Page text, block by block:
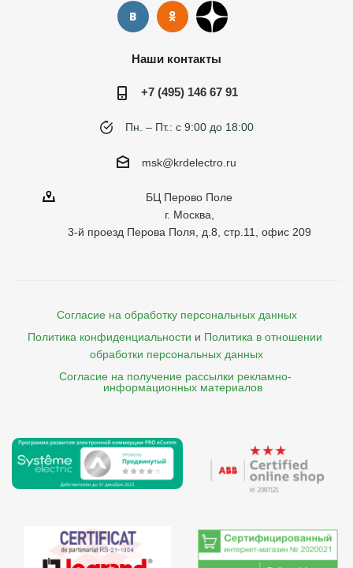
Наши контакты
+7 (495) 146 67 91
Пн. – Пт.: с 9:00 до 18:00
msk@krdelectro.ru
БЦ Перово Поле
г. Москва,
3-й проезд Перова Поля, д.8, стр.11, офис 209
Согласие на обработку персональных данных
Политика конфиденциальности и Политика в отношении
обработки персональных данных
Согласие на получение рассылки рекламно-
    информационных материалов